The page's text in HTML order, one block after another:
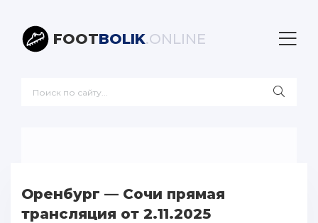
FOOTBOLIK.ONLINE
Оренбург — Сочи прямая
трансляция от 2.11.2025